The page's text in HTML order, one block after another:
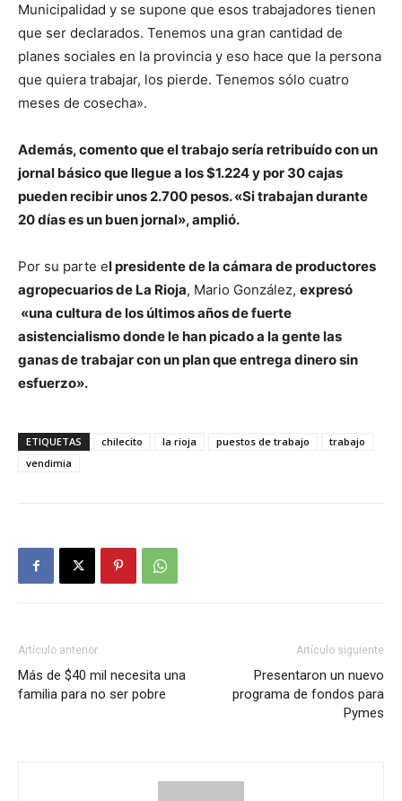
Municipalidad y se supone que esos trabajadores tienen
que ser declarados. Tenemos una gran cantidad de
planes sociales en la provincia y eso hace que la persona
que quiera trabajar, los pierde. Tenemos sólo cuatro
meses de cosecha».
Además, comento que el trabajo sería retribuído con un
jornal básico que llegue a los $1.224 y por 30 cajas
pueden recibir unos 2.700 pesos. «Si trabajan durante
20 días es un buen jornal», amplió.
Por su parte el presidente de la cámara de productores
agropecuarios de La Rioja, Mario González, expresó
«una cultura de los últimos años de fuerte
asistencialismo donde le han picado a la gente las
ganas de trabajar con un plan que entrega dinero sin
esfuerzo».
ETIQUETAS chilecito la rioja puestos de trabajo
trabajo
vendimia
Artículo anterior
Más de $40 mil necesita una
familia para no ser pobre
Artículo siguiente
Presentaron un nuevo
programa de fondos para
Pymes